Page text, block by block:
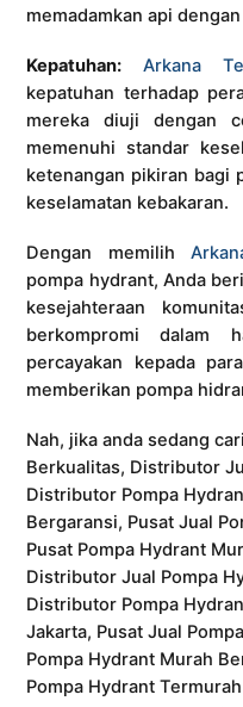
memadamkan api
Kepatuhan: Arkana
kepatuhan terhadap
mereka diuji dengan
memenuhi standar
ketenangan pikiran bagi
keselamatan kebakaran.
Dengan memilih
pompa hydrant, Anda
kesejahteraan
berkompromi dalam
percayakan kepada
memberikan pompa
Nah, jika anda sedang
Berkualitas, Distributor
Distributor Pompa
Bergaransi, Pusat Jual
Pusat Pompa Hydrant
Distributor Jual Pompa
Distributor Pompa
Jakarta, Pusat Jual
Pompa Hydrant Murah
Pompa Hydrant